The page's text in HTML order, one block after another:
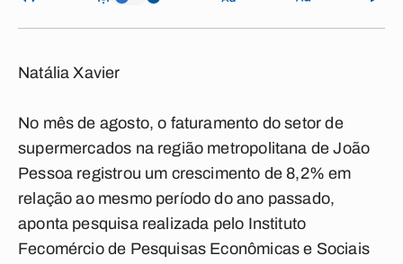
Natália Xavier
No mês de agosto, o faturamento do setor de
supermercados na região metropolitana de João
Pessoa registrou um crescimento de 8,2% em
relação ao mesmo período do ano passado,
aponta pesquisa realizada pelo Instituto
Fecomércio de Pesquisas Econômicas e Sociais